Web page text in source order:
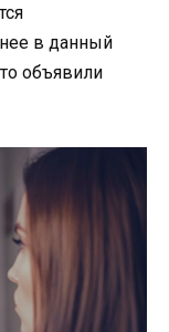
в данный
объявили